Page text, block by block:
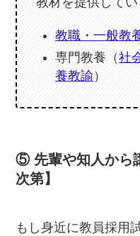
教職・一般教
専門教養（社
養教諭 ）
⑤ 先輩や知人から
次第】
もし身近に教員採用